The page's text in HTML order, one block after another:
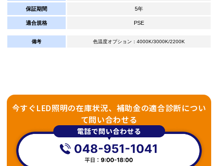
保証期間 5年
適合規格 PSE
備考 色温度オプション：4000K/3000K/2200K
今すぐLED照明の在庫状況、補助金の適合診断につい
て問い合わせる